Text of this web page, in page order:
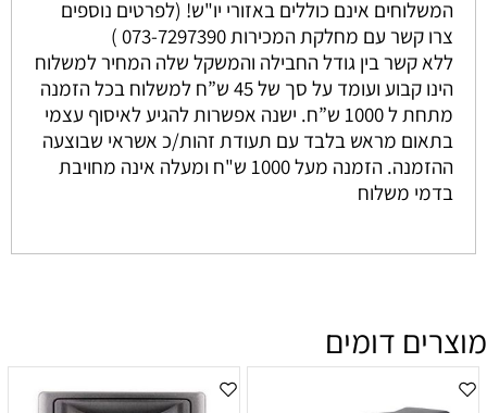
המשלוחים אינם כוללים באזורי יו"ש! (לפרטים נוספים
צרו קשר עם מחלקת המכירות 073-7297390 )
ללא קשר בין גודל החבילה והמשקל שלה המחיר למשלוח
הינו קבוע ועומד על סך של 45 ש”ח למשלוח בכל הזמנה
מתחת ל 1000 ש”ח. ישנה אפשרות להגיע לאיסוף עצמי
בתאום מראש בלבד עם תעודת זהות/כ אשראי שבוצעה
ההזמנה. הזמנה מעל 1000 ש"ח ומעלה אינה מחויבת
בדמי משלוח
מוצרים דומים